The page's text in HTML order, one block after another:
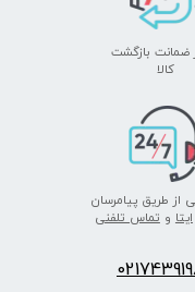
از طریق پیامرسان
ایتا وتماس تلفنی
​​​​​​​کالا
0